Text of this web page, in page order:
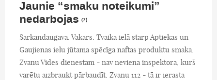
Jaunie “smaku noteikumi”
nedarbojas (7)
Sarkandaugava. Vakars. Tvaika ielā starp Aptiekas un
Gaujienas ielu jūtama spēcīga naftas produktu smaka.
Zvanu Vides dienestam - nav neviena inspektora, kurš
varētu aizbraukt pārbaudīt. Zvanu 112 - tā ir ierasta